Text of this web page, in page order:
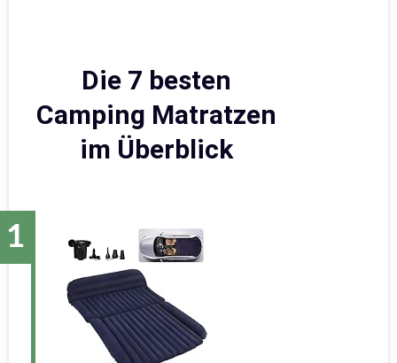
Die 7 besten
Camping Matratzen
im Überblick